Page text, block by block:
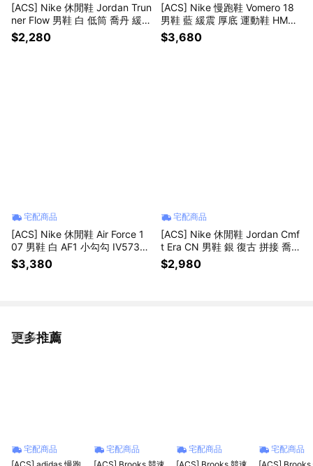
[ACS] Nike 休閒鞋 Jordan Trun
ner Flow 男鞋 白 低筒 喬丹 緩震
IR2281-100
$2,280
[ACS] Nike 慢跑鞋 Vomero 18
男鞋 藍 緩震 厚底 運動鞋 HM68
03-404
$3,680
宅配商品
[ACS] Nike 休閒鞋 Air Force 1
07 男鞋 白 AF1 小勾勾 IV5732-
100
$3,380
宅配商品
[ACS] Nike 休閒鞋 Jordan Cmf
t Era CN 男鞋 銀 復古 拼接 喬丹
196 IW2023-011
$2,980
更多推薦
看更多
宅配商品
宅配商品
宅配商品
宅配商品